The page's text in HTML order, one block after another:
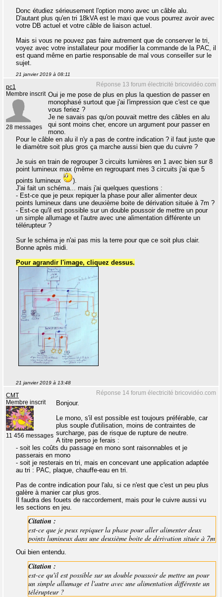
Donc étudiez sérieusement l'option mono avec un câble alu.
D'autant plus qu'en tri 18kVA est le maxi que vous pourrez avoir avec
votre DB actuel et votre câble de liaison actuel.
Mais si vous ne pouvez pas faire autrement que de conserver le tri,
voyez avec votre installateur pour modifier la commande de la PAC, il
est quand même en partie responsable de mal vous conseiller sur le
sujet.
21 janvier 2019 à 08:11
Réponse 13 forum électricité bricovidéo.com
pc1
Membre inscrit
28 messages
Oui je me pose de plus en plus la question de passer en
monophasé surtout que j'ai l'impression que c'est ce que
vous feriez ?
Je ne savais pas qu'on pouvait mettre des câbles en alu
qui sont moins cher, encore un argument pour passer en
mono.
Pour le câble en alu il n'y a pas de contre indication ? il faut juste que
le diamètre soit plus gros ça marche aussi bien que du cuivre ?
Je suis en train de regrouper 3 circuits lumières en 1 avec bien sur 8
point lumineux max (même en regroupant mes 3 circuits j'ai que 5
points lumineux
).
J'ai fait un schéma... mais j'ai quelques questions :
- Est-ce que je peux repiquer la phase pour aller alimenter deux
points lumineux dans une deuxième boite de dérivation située à 7m ?
- Est-ce qu'il est possible sur un double poussoir de mettre un pour
un simple allumage et l'autre avec une alimentation différente un
télérupteur ?
Sur le schéma je n'ai pas mis la terre pour que ce soit plus clair.
Bonne après midi.
Pour agrandir l'image, cliquez dessus.
21 janvier 2019 à 13:48
Réponse 14 forum électricité bricovidéo.com
CMT
Membre inscrit
11 456 messages
Bonjour.
Le mono, s'il est possible est toujours préférable, car
plus souple d'utilisation, moins de contraintes de
surcharge, pas de risque de rupture de neutre.
A titre perso je ferais :
- soit les coûts du passage en mono sont raisonnables et je
passerais en mono
- soit je resterais en tri, mais en concevant une application adaptée
au tri : PAC, plaque, chauffe-eau en tri.
Pas de contre indication pour l'alu, si ce n'est que c'est un peu plus
galère à manier car plus gros.
Il faudra des fouets de raccordement, mais pour le cuivre aussi vu
les sections en jeu.
Citation :
est-ce que je peux repiquer la phase pour aller alimenter deux
points lumineux dans une deuxième boite de dérivation située à 7m
Oui bien entendu.
Citation :
est-ce qu'il est possible sur un double poussoir de mettre un pour
un simple allumage et l'autre avec une alimentation différente un
télérupteur ?